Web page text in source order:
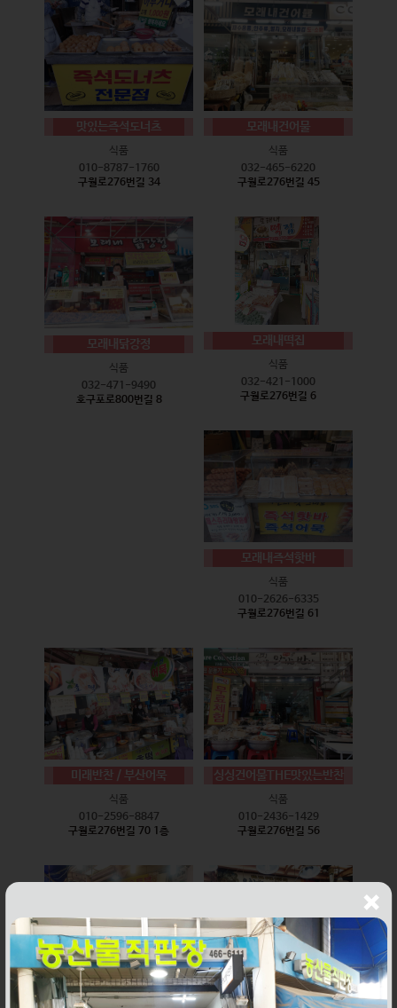
맛있는즉석도너츠
식품
010-8787-1760
구월로276번길 34
모래내건어물
식품
032-465-6220
구월로276번길 45
모래내닭강정
식품
032-471-9490
호구포로800번길 8
모래내떡집
식품
032-421-1000
구월로276번길 6
모래내즉석핫바
식품
010-2626-6335
구월로276번길 61
미래반찬 / 부산어묵
식품
010-2596-8847
구월로276번길 70 1층
싱싱건어물THE맛있는반찬
식품
010-2436-1429
구월로276번길 56
웰빙즉석손두부 윤하네건어물